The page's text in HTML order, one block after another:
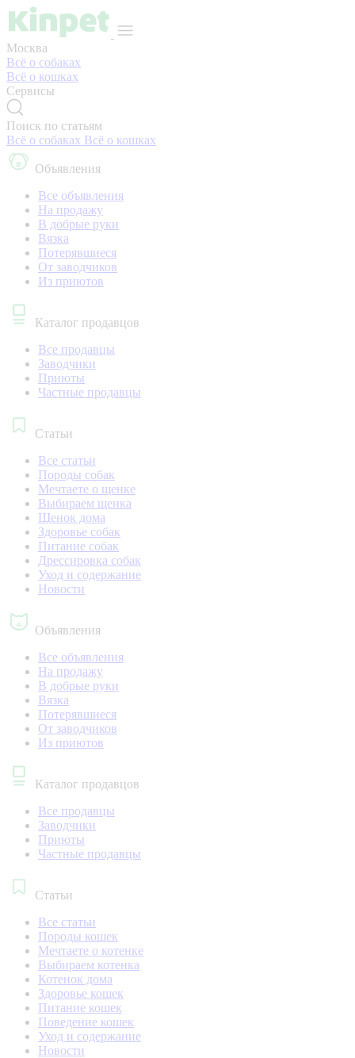
Москва
Всё о собаках
Всё о кошках
Сервисы
Поиск по статьям
Всё о собаках Всё о кошках
Объявления
Все объявления
На продажу
В добрые руки
Вязка
Потерявшиеся
От заводчиков
Из приютов
Каталог продавцов
Все продавцы
Заводчики
Приюты
Частные продавцы
Статьи
Все статьи
Породы собак
Мечтаете о щенке
Выбираем щенка
Щенок дома
Здоровье собак
Питание собак
Дрессировка собак
Уход и содержание
Новости
Объявления
Все объявления
На продажу
В добрые руки
Вязка
Потерявшиеся
От заводчиков
Из приютов
Каталог продавцов
Все продавцы
Заводчики
Приюты
Частные продавцы
Статьи
Все статьи
Породы кошек
Мечтаете о котенке
Выбираем котенка
Котенок дома
Здоровье кошек
Питание кошек
Поведение кошек
Уход и содержание
Новости